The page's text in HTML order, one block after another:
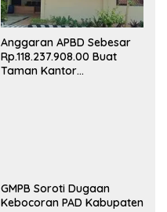
Anggaran APBD Sebesar
Rp.118.237.908.00 Buat
Taman Kantor
GMPB Soroti Dugaan
Kebocoran PAD Kabupaten